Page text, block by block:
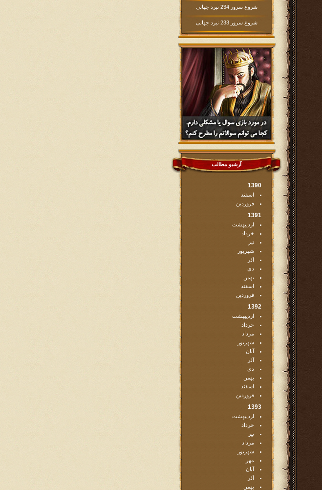
شروع سرور 234 نبرد جهانی
شروع سرور 233 نبرد جهانی
آرشیو مطالب
1390
اسفند
فروردین
1391
اردیبهشت
خرداد
تیر
شهریور
آذر
دی
بهمن
اسفند
فروردین
1392
اردیبهشت
خرداد
مرداد
شهریور
آبان
آذر
دی
بهمن
اسفند
فروردین
1393
اردیبهشت
خرداد
تیر
مرداد
شهریور
مهر
آبان
آذر
بهمن